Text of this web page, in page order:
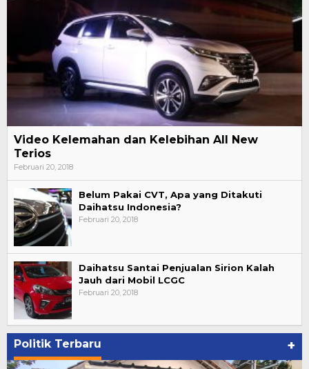
Video Kelemahan dan Kelebihan All New
Terios
Februari 20, 2018
Belum Pakai CVT, Apa yang Ditakuti
Daihatsu Indonesia?
Februari 20, 2018
Daihatsu Santai Penjualan Sirion Kalah
Jauh dari Mobil LCGC
Februari 20, 2018
Politik Terbaru +